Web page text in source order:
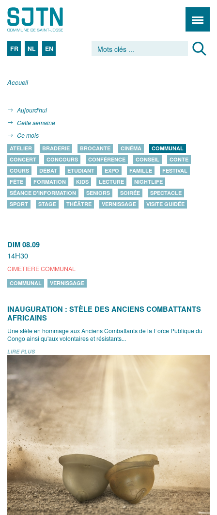
FR NL EN
Accueil
Aujourd'hui
Cette semaine
Ce mois
ATELIER BRADERIE BROCANTE CINÉMA
COMMUNAL
CONCERT
CONCOURS CONFÉRENCE CONSEIL
CONTE
COURS
DÉBAT ETUDIANT EXPO FAMILLE
FESTIVAL
FÊTE
FORMATION KIDS LECTURE
NIGHTLIFE
SÉANCE D'INFORMATION
SENIORS SOIRÉE
SPECTACLE
SPORT
STAGE THÉÂTRE VERNISSAGE VISITE GUIDÉE
DIM 08.09
14H30
CIMETIÈRE COMMUNAL
COMMUNAL VERNISSAGE
INAUGURATION : STÈLE DES ANCIENS COMBATTANTS
AFRICAINS
Une stèle en hommage aux Anciens Combattants de la Force Publique du
Congo ainsi qu'aux volontaires et résistants...
LIRE PLUS